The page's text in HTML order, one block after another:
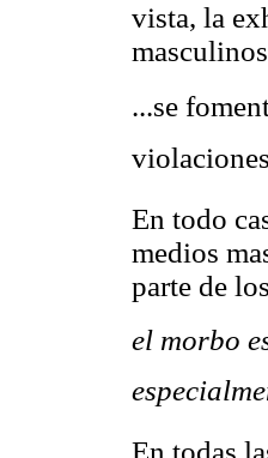
vista, la
...se
En todo
medios
parte de
el morbo